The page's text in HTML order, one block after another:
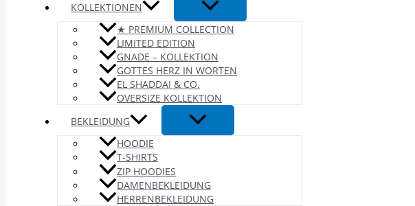
KOLLEKTIONEN
★ PREMIUM COLLECTION
LIMITED EDITION
GNADE – KOLLEKTION
GOTTES HERZ IN WORTEN
EL SHADDAI & CO.
OVERSIZE KOLLEKTION
BEKLEIDUNG
HOODIE
T-SHIRTS
ZIP HOODIES
DAMENBEKLEIDUNG
HERRENBEKLEIDUNG